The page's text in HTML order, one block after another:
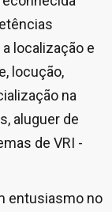
localização e
locução,
na
aluguer de
de VRI -
entusiasmo no